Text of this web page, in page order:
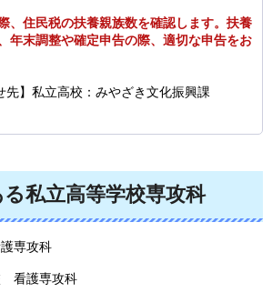
、住民税の扶養親族数を確認します。扶養
年末調整や確定申告の際、適切な申告をお
先】私立高校：みやざき文化振興課
私立高等学校専攻科
専攻科
看護専攻科